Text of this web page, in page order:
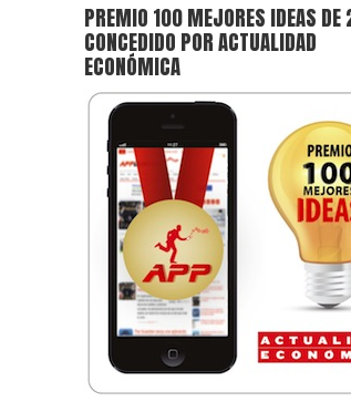
PREMIO 100 MEJORES IDEAS
CONCEDIDO POR ACTUALIDAD
ECONÓMICA